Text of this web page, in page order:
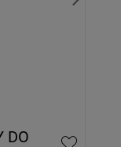
DO